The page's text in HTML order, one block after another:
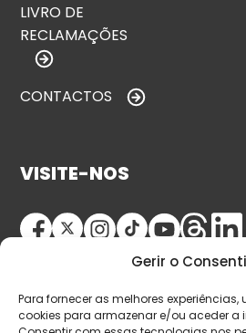
Gerir o
Para fornecer as melhores
cookies para armazenar e/ou aceder a
LIVRO DE
RECLAMAÇÕES
CONTACTOS
VISITE-NOS